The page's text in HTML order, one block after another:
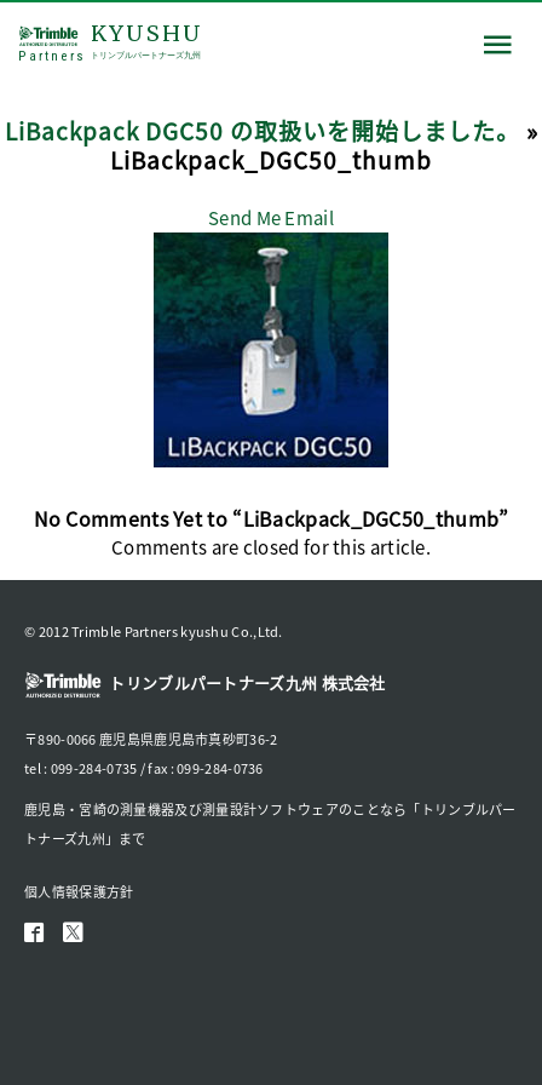
Partners
KYUSHU
トリンブルパートナーズ九州
LiBackpack DGC50 の取扱いを開始しました。
»
LiBackpack_DGC50_thumb
Send Me Email
No Comments Yet to “LiBackpack_DGC50_thumb”
Comments are closed for this article.
© 2012 Trimble Partners kyushu Co.,Ltd.
トリンブルパートナーズ九州 株式会社
〒890-0066 鹿児島県鹿児島市真砂町36-2
tel : 099-284-0735 / fax : 099-284-0736
鹿児島・宮崎の測量機器及び測量設計ソフトウェアのことなら「トリンブルパー
トナーズ九州」まで
個人情報保護方針